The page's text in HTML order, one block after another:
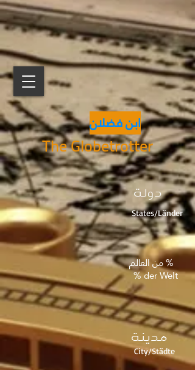
States/Länder
% der Welt
City/Städte
% من العالم
مدينة
دولة
The Globetrotter
ابن فضلان